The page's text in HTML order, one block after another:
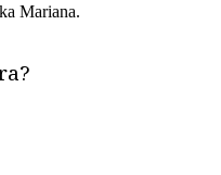
Mariana.